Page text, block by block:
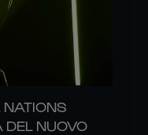
NATIONS
DEL NUOVO